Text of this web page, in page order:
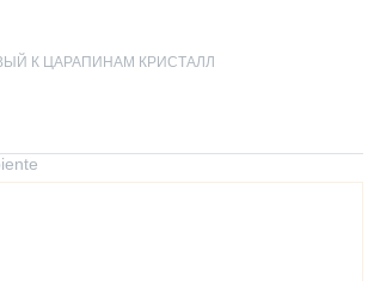
К ЦАРАПИНАМ КРИСТАЛЛ